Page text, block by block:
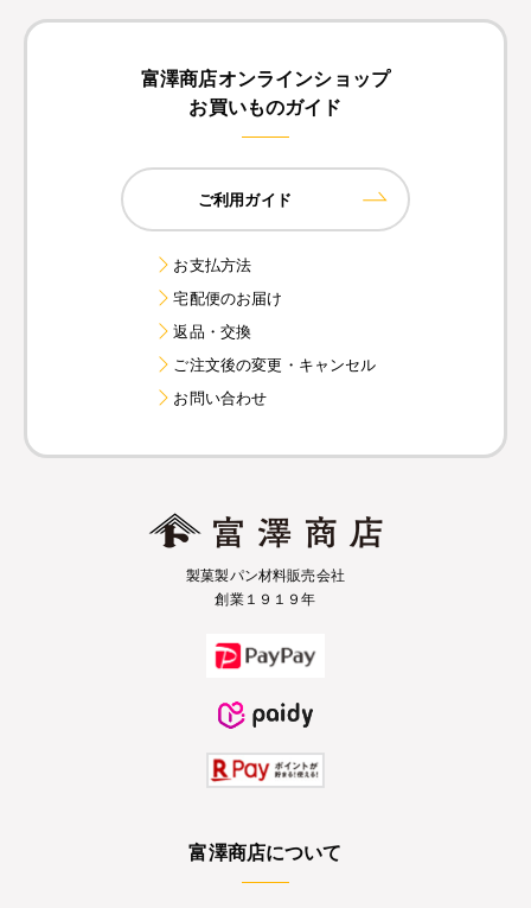
富澤商店オンラインショップ
お買いものガイド
ご利用ガイド
お支払方法
宅配便のお届け
返品・交換
ご注文後の変更・キャンセル
お問い合わせ
製菓製パン材料販売会社
創業１９１９年
富澤商店について